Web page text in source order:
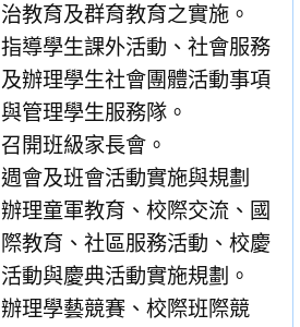
治教育及群育教育之實施。
指導學生課外活動、社會服務
及辦理學生社會團體活動事項
與管理學生服務隊。
召開班級家長會。
週會及班會活動實施與規劃
辦理童軍教育、校際交流、國
際教育、社區服務活動、校慶
活動與慶典活動實施規劃。
辦理學藝競賽、校際班際競